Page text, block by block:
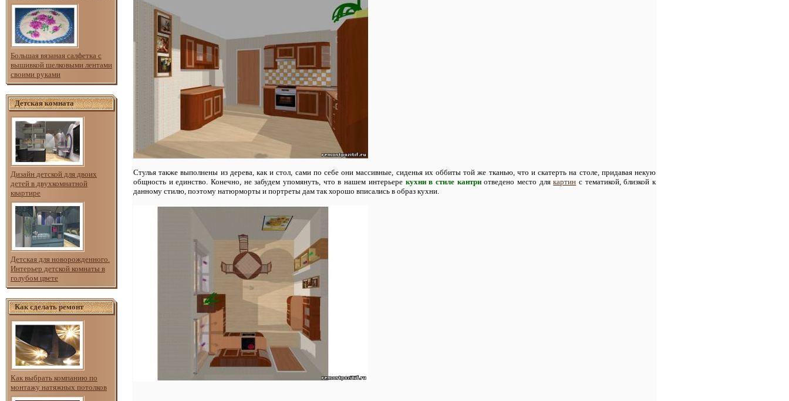
Большая вязаная салфетка с
вышивкой шелковыми лентами
своими руками
Детская комната
Дизайн детской для двоих
детей в двухкомнатной
квартире
Детская для новорожденного.
Интерьер детской комнаты в
голубом цвете
Как сделать ремонт
Как выбрать компанию по
монтажу натяжных потолков
Стулья также выполнены из дерева, как и стол, сами по себе они массивные, сиденья их оббиты той же тканью, что и скатерть на столе, придавая некую
общность и единство. Конечно, не забудем упомянуть, что в нашем интерьере кухни в стиле кантриотведено место длякартин с тематикой, близкой к
данному стилю, поэтому натюрморты и портреты дам так хорошо вписались в образ кухни.